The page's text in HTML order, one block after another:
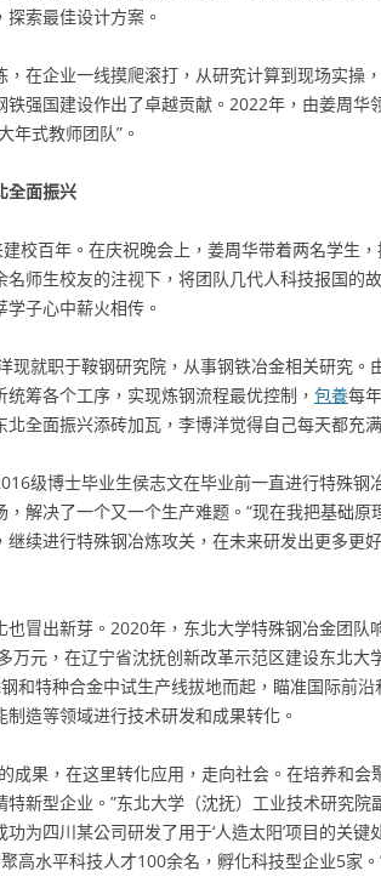
索最佳设计方案。
在企业一线摸爬滚打，从研究计算到现场实操
铁强国建设作出了卓越贡献。2022年，由姜周华
年式教师团队”。
全面振兴
校百年。在庆祝晚会上，姜周华带着两名学生
师生校友的注视下，将团队几代人科技报国的
子心中薪火相传。
现就职于鞍钢研究院，从事钢铁冶金相关研究。
筹各个工序，实现炼钢流程最优控制， 包養每
全面振兴添砖加瓦，李博洋觉得自己每天都充
级博士毕业生侯志文在毕业前一直进行特殊钢
解决了一个又一个生产难题。“现在我把基础原
续进行特殊钢冶炼攻关，在未来研发出更多更
也冒出新芽。2020年，东北大学特殊钢冶金团队
万元，在辽宁省沈抚创新改革示范区建设东北大
和特种合金中试生产线拔地而起，瞄准国际前
造等领域进行技术研发和成果转化。
成果，在这里转化应用，走向社会。在培养和会
新型企业。”东北大学（沈抚）工业技术研究院
为四川某公司研发了用于‘人造太阳’项目的关
高水平科技人才100余名，孵化科技型企业5家。